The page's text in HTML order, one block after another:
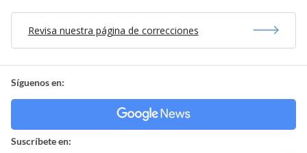
Revisa nuestra página de correcciones
Síguenos en:
Suscríbete en: